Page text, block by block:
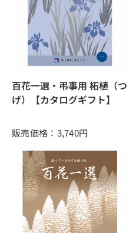
百花一選・弔事用 柘植（つ
げ）【カタログギフト】
販売価格：3,740円